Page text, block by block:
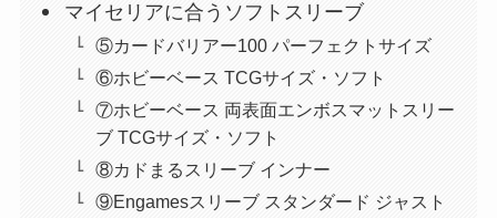
マイセリアに合うソフトスリーブ
⑤カードバリアー100 パーフェクトサイズ
⑥ホビーベース TCGサイズ・ソフト
⑦ホビーベース 両表面エンボスマットスリー
ブ TCGサイズ・ソフト
⑧カドまるスリーブ インナー
⑨Engamesスリーブ スタンダード ジャスト